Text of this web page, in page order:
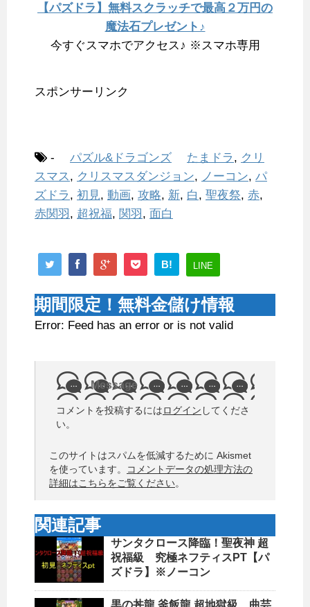
【パズドラ】無料スクラッチで最高２万円の
魔法石プレゼント♪
今すぐスマホでアクセス♪ ※スマホ専用
スポンサーリンク
- パズル&ドラゴンズ たまドラ , クリ
スマス, クリスマスダンジョン, ノーコン, パ
ズドラ , 初見, 動画, 攻略, 新, 白 , 聖夜祭, 赤,
赤関羽 , 超祝福, 関羽 , 面白
B! LINE
期間限定！無料金儲け情報
Error: Feed has an error or is not valid
Message
コメントを投稿するにはログイン してくださ
い。
このサイトはスパムを低減するために Akismet
を使っています。
コメントデータの処理方法の
詳細はこちらをご覧ください。
関連記事
サンタクロース降臨！聖夜神 超
祝福級 究極ネフティスPT【パ
ズドラ】※ノーコン